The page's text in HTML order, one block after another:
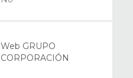
Web GRUPO
CORPORACIÓN